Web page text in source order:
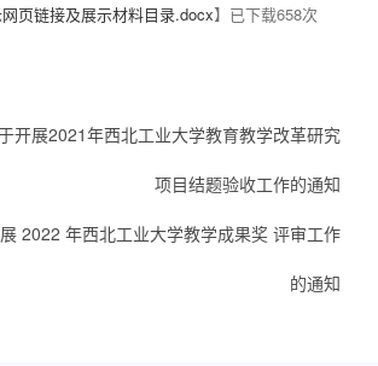
页链接及展示材料目录.docx】已下载658次
开展2021年西北工业大学教育教学改革研究
项目结题验收工作的通知
2022 年西北工业大学教学成果奖 评审工作
的通知